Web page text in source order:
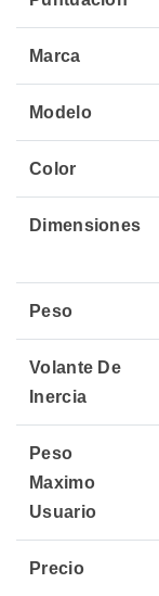
Marca
Modelo
Color
Dimensiones
Peso
Volante De
Inercia
Peso
Maximo
Usuario
Precio